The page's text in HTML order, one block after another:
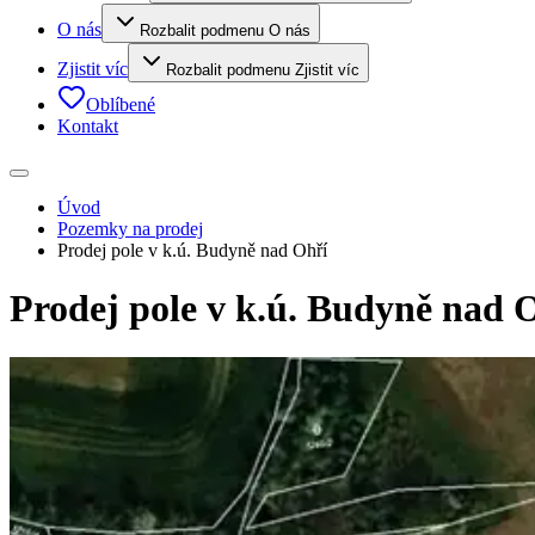
O nás Rozbalit podmenu O nás
Zjistit víc Rozbalit podmenu Zjistit víc
Oblíbené
Kontakt
Úvod
Pozemky na prodej
Prodej pole v k.ú. Budyně nad Ohří
Prodej pole v k.ú. Budyně nad